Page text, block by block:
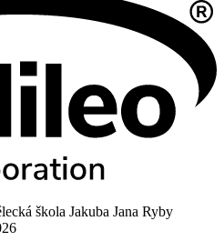
škola Jakuba Jana Ryby